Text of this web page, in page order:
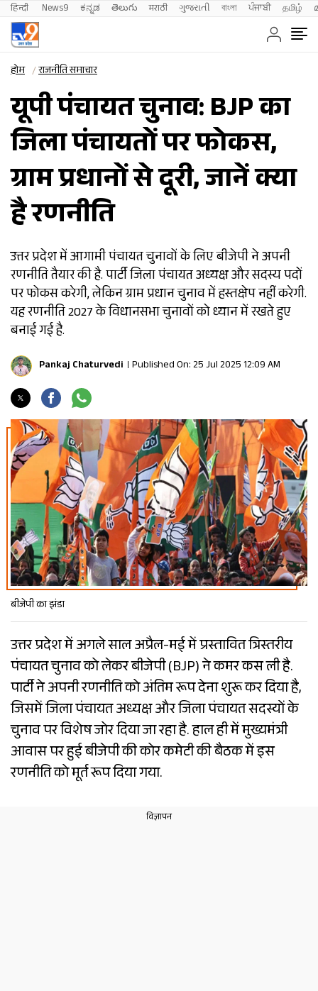
हिन्दी News9 ಕನ್ನಡ తెలుగు मराठी ગુજરાતી বাংলা ਪੰਜਾਬੀ தமிழ்
होम राजनीति समाचार
यूपी पंचायत चुनाव: BJP का
जिला पंचायतों पर फोकस,
ग्राम प्रधानों से दूरी, जानें क्या
है रणनीति
उत्तर प्रदेश में आगामी पंचायत चुनावों के लिए बीजेपी ने अपनी
रणनीति तैयार की है. पार्टी जिला पंचायत अध्यक्ष और सदस्य पदों
पर फोकस करेगी, लेकिन ग्राम प्रधान चुनाव में हस्तक्षेप नहीं करेगी.
यह रणनीति 2027 के विधानसभा चुनावों को ध्यान में रखते हुए
बनाई गई है.
Pankaj Chaturvedi Published On: 25 Jul 2025 12:09 AM
बीजेपी का झंडा
उत्तर प्रदेश में अगले साल अप्रैल-मई में प्रस्तावित त्रिस्तरीय
पंचायत चुनाव को लेकर बीजेपी (BJP) ने कमर कस ली है.
पार्टी ने अपनी रणनीति को अंतिम रूप देना शुरू कर दिया है,
जिसमें जिला पंचायत अध्यक्ष और जिला पंचायत सदस्यों के
चुनाव पर विशेष जोर दिया जा रहा है. हाल ही में मुख्यमंत्री
आवास पर हुई बीजेपी की कोर कमेटी की बैठक में इस
रणनीति को मूर्त रूप दिया गया.